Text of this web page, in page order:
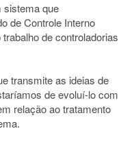
sistema que
de Controle Interno
de controladorias
transmite as ideias de
de evoluí-lo com
relação ao tratamento